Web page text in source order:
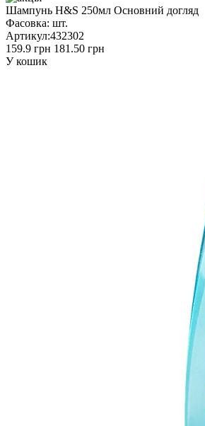
Шампунь H&S 250мл Основний догляд
Фасовка: шт.
Артикул:432302
159.9 грн 181.50 грн
У кошик